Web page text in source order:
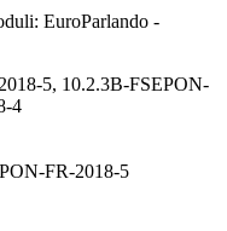
EuroParlando -
5, 10.2.3B-FSEPON-
4
FR-2018-5